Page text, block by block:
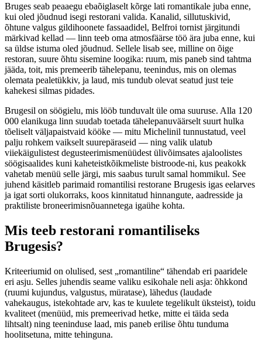
Bruges seab peaaegu ebaõiglaselt kõrge lati romantikale juba enne,
kui oled jõudnud isegi restorani valida. Kanalid, sillutuskivid,
õhtune valgus gildihoonete fassaadidel, Belfroi tornist järgitundi
märkivad kellad — linn teeb oma atmosfäärse töö ära juba enne, kui
sa üldse istuma oled jõudnud. Sellele lisab see, milline on õige
restoran, suure õhtu sisemine loogika: ruum, mis paneb sind tahtma
jääda, toit, mis premeerib tähelepanu, teenindus, mis on olemas
olemata pealetükkiv, ja laud, mis tundub olevat seatud just teie
kahekesi silmas pidades.
Brugesil on söögielu, mis lööb tunduvalt üle oma suuruse. Alla 120
000 elanikuga linn suudab toetada tähelepanuväärselt suurt hulka
tõeliselt väljapaistvaid kööke — mitu Michelinil tunnustatud, veel
palju rohkem vaikselt suurepäraseid — ning valik ulatub
viiekäigulistest degusteerimismenüüdest ülivõimsates ajaloolistes
söögisaalides kuni kaheteistkõikmeliste bistroode-ni, kus peakokk
vahetab menüü selle järgi, mis saabus turult samal hommikul. See
juhend käsitleb parimaid romantilisi restorane Brugesis igas eelarves
ja igat sorti olukorraks, koos kinnitatud hinnangute, aadresside ja
praktiliste broneerimisnõuannetega igaühe kohta.
Mis teeb restorani romantiliseks
Brugesis?
Kriteeriumid on olulised, sest „romantiline“ tähendab eri paaridele
eri asju. Selles juhendis seame valiku esikohale neli asja: õhkkond
(ruumi kujundus, valgustus, müratase), lähedus (laudade
vahekaugus, istekohtade arv, kas te kuulete tegelikult üksteist), toidu
kvaliteet (menüüd, mis premeerivad hetke, mitte ei täida seda
lihtsalt) ning teeninduse laad, mis paneb erilise õhtu tunduma
hoolitsetuna, mitte tehinguna.